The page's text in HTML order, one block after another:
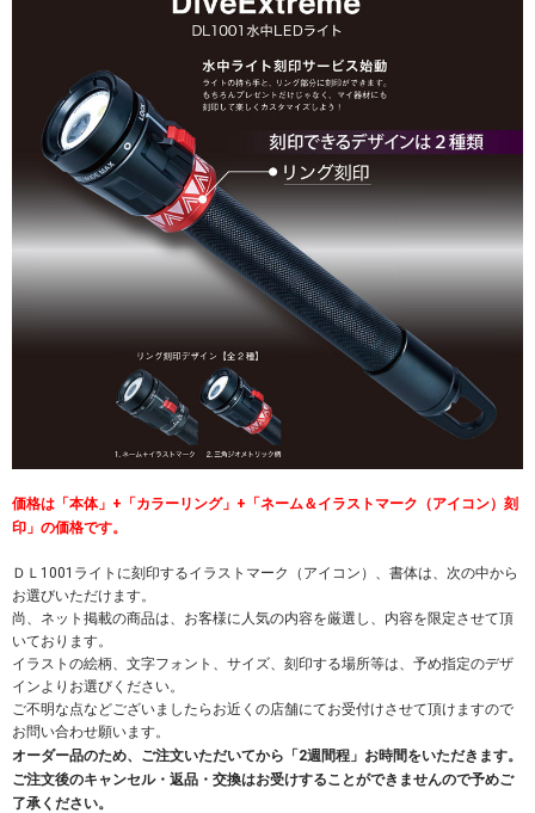
価格は「本体」+「カラーリング」+「ネーム＆イラストマーク（アイコン）刻
印」の価格です。
ＤＬ1001ライトに刻印するイラストマーク（アイコン）、書体は、次の中から
お選びいただけます。
尚、ネット掲載の商品は、お客様に人気の内容を厳選し、内容を限定させて頂
いております。
イラストの絵柄、文字フォント、サイズ、刻印する場所等は、予め指定のデザ
インよりお選びください。
ご不明な点などございましたらお近くの店舗にてお受付けさせて頂けますので
お問い合わせ願います。
オーダー品のため、ご注文いただいてから「2週間程」お時間をいただきます。
ご注文後のキャンセル・返品・交換はお受けすることができませんので予めご
了承ください。